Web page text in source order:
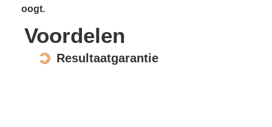
oogt.
Voordelen
Resultaatgarantie